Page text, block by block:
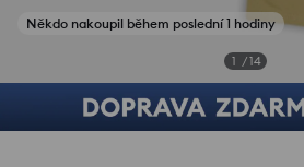
Někdo nakoupil během poslední 1 hodiny
1 /14